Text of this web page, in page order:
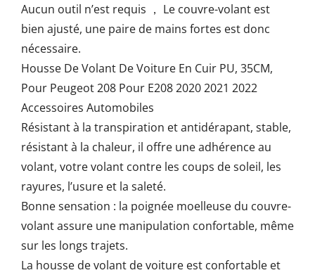
Aucun outil n’est requis ， Le couvre-volant est
bien ajusté, une paire de mains fortes est donc
nécessaire.
Housse De Volant De Voiture En Cuir PU, 35CM,
Pour Peugeot 208 Pour E208 2020 2021 2022
Accessoires Automobiles
Résistant à la transpiration et antidérapant, stable,
résistant à la chaleur, il offre une adhérence au
volant, votre volant contre les coups de soleil, les
rayures, l’usure et la saleté.
Bonne sensation : la poignée moelleuse du couvre-
volant assure une manipulation confortable, même
sur les longs trajets.
La housse de volant de voiture est confortable et